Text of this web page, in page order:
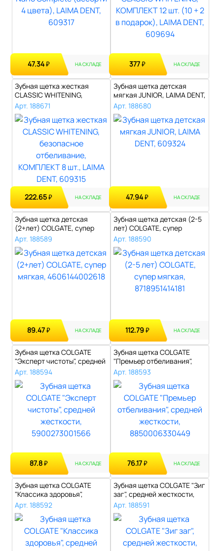
47.34₽ НА СКЛАДЕ 377₽ НА СКЛАДЕ
Зубная щетка жесткая
CLASSIC WHITENING,
безопасное отбе..
Арт. 188671
222.65₽ НА СКЛАДЕ
Зубная щетка детская
мягкая JUNIOR, LAIMA DENT,
609324..
Арт. 188680
47.94₽ НА СКЛАДЕ
Зубная щетка детская
(2+лет) COLGATE, супер
мягкая, 460..
Арт. 188589
89.47₽ НА СКЛАДЕ
Зубная щетка детская (2-5
лет) COLGATE, супер
мягкая, 8..
Арт. 188590
112.79₽ НА СКЛАДЕ
Зубная щетка COLGATE
"Эксперт чистоты", средней
жесткос..
Арт. 188594
87.8₽ НА СКЛАДЕ
Зубная щетка COLGATE
"Премьер отбеливания",
средней жес..
Арт. 188593
76.17₽ НА СКЛАДЕ
Зубная щетка COLGATE
"Классика здоровья",
средней жестк..
Арт. 188592
Зубная щетка COLGATE "Зиг
заг", средней жесткости,
7610..
Арт. 188591